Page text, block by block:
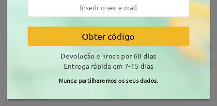
Obter código
Devolução e Troca por 60 dias
Entrega rápida em 7-15 dias
Nunca partilharemos os seus dados.